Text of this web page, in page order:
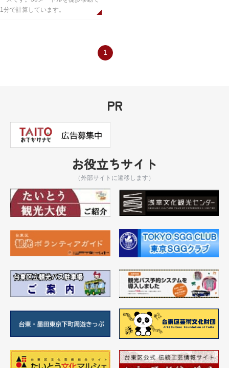
1分で計算しています。
1
PR
お役立ちサイト
（外部サイトに遷移します）